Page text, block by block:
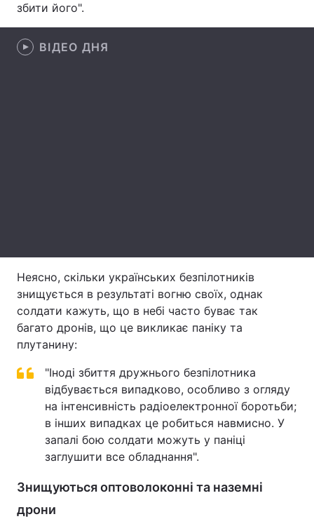
Контакти
збити його".
ВІДЕО ДНЯ
Неясно, скільки українських безпілотників
знищується в результаті вогню своїх, однак
солдати кажуть, що в небі часто буває так
багато дронів, що це викликає паніку та
плутанину:
"Іноді збиття дружнього безпілотника
відбувається випадково, особливо з огляду
на інтенсивність радіоелектронної боротьби;
в інших випадках це робиться навмисно. У
запалі бою солдати можуть у паніці
заглушити все обладнання".
Знищуються оптоволоконні та наземні
дрони